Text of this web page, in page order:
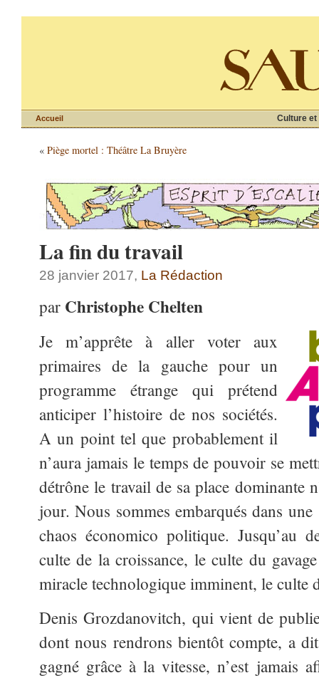
Culture et
Accueil
« Piège mortel : Théâtre La Bruyère
La fin du travail
28 janvier 2017, La Rédaction
par Christophe Chelten
Je m’apprête à aller voter aux
primaires de la gauche pour un
programme étrange qui prétend
anticiper l’histoire de nos sociétés.
A un point tel que probablement il
n’aura jamais le temps de pouvoir se
détrône le travail de sa place dominante
jour. Nous sommes embarqués dans
chaos économico politique. Jusqu’au
culte de la croissance, le culte du
miracle technologique imminent, le
Denis Grozdanovitch, qui vient de
dont nous rendrons bientôt compte, a
gagné grâce à la vitesse, n’est jamais